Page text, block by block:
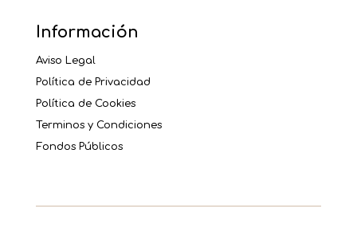
Información
Aviso Legal
Política de Privacidad
Política de Cookies
Terminos y Condiciones
Fondos Públicos